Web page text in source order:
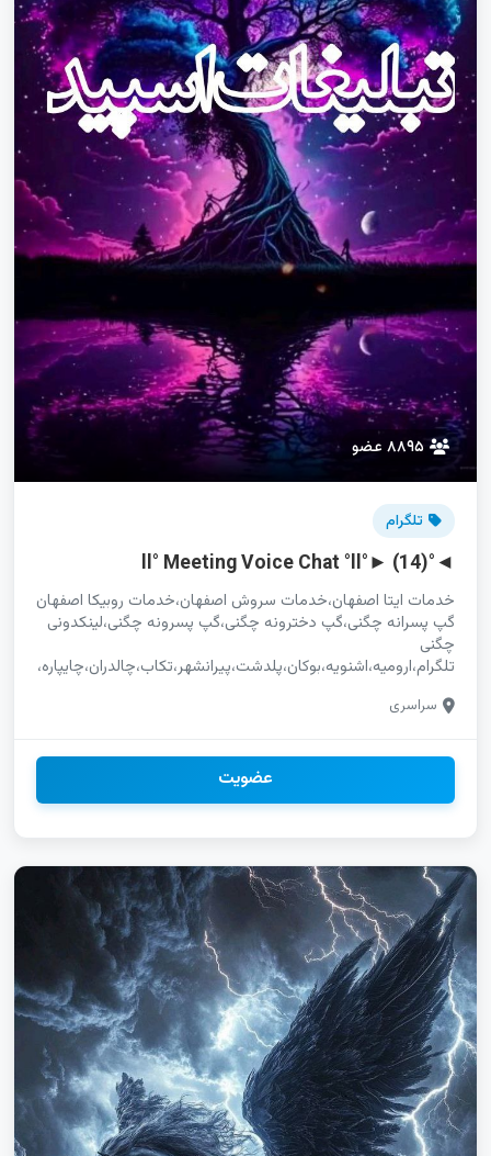
۸۸۹۵ عضو
تلگرام
◄°ll° Meeting Voice Chat °ll°► (14)
خدمات ایتا اصفهان،خدمات سروش اصفهان،خدمات روبیکا اصفهان
گپ پسرانه چگنی،گپ دخترونه چگنی،گپ پسرونه چگنی،لینکدونی
چگنی
خدمات مجازی در کرج،تبلیغات خدمات برای برند محلی،خدمات
تهران،فروشگاه واتساپ تهران تبلیغات روبیکا قم،تبلیغات سروش
واتساپ خراسان جنوبی تبلیغات سایت خراسان جنوبی سایت ایتا
لینک یاب،تویسرکان،رزن،فامنین،کبودرآهنگ،ملایر،نهاوند،همدان
سایت ایتا سمنان،سایت سروش سمنان،سایت روبیکا سمنان
سراسری
عضویت